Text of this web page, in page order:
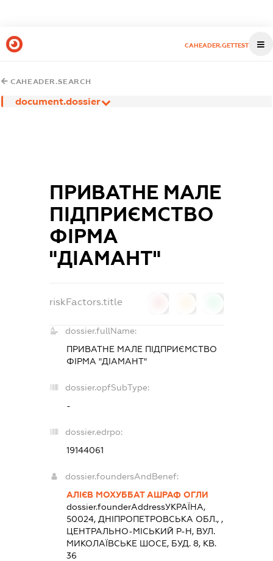
CAHEADER.GETTEST
CAHEADER.SEARCH
document.dossier
ПРИВАТНЕ МАЛЕ
ПІДПРИЄМСТВО
ФІРМА
"ДІАМАНТ"
riskFactors.title
dossier.fullName:
ПРИВАТНЕ МАЛЕ ПІДПРИЄМСТВО
ФІРМА "ДІАМАНТ"
dossier.opfSubType:
-
dossier.edrpo:
19144061
dossier.foundersAndBenef:
АЛІЄВ МОХУББАТ АШРАФ ОГЛИ
dossier.founderAddressУКРАЇНА,
50024, ДНIПРОПЕТРОВСЬКА ОБЛ., ,
ЦЕНТРАЛЬНО-МІСЬКИЙ Р-Н, ВУЛ.
МИКОЛАЇВСЬКЕ ШОСЕ, БУД. 8, КВ.
36